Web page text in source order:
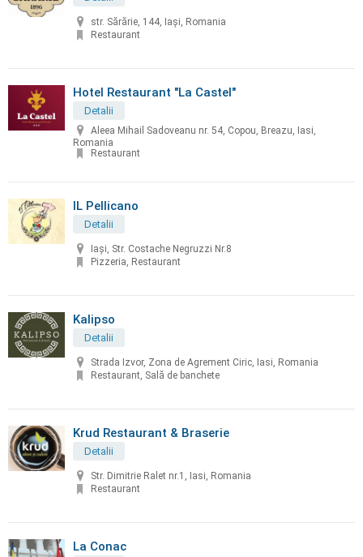
str. Sărărie, 144, Iași, Romania
Restaurant
Hotel Restaurant "La Castel"
Detalii
Aleea Mihail Sadoveanu nr. 54, Copou, Breazu, Iasi,
Romania
Restaurant
IL Pellicano
Detalii
Iași, Str. Costache Negruzzi Nr.8
Pizzeria, Restaurant
Kalipso
Detalii
Strada Izvor, Zona de Agrement Ciric, Iasi, Romania
Restaurant, Sală de banchete
Krud Restaurant & Braserie
Detalii
Str. Dimitrie Ralet nr.1, Iasi, Romania
Restaurant
La Conac